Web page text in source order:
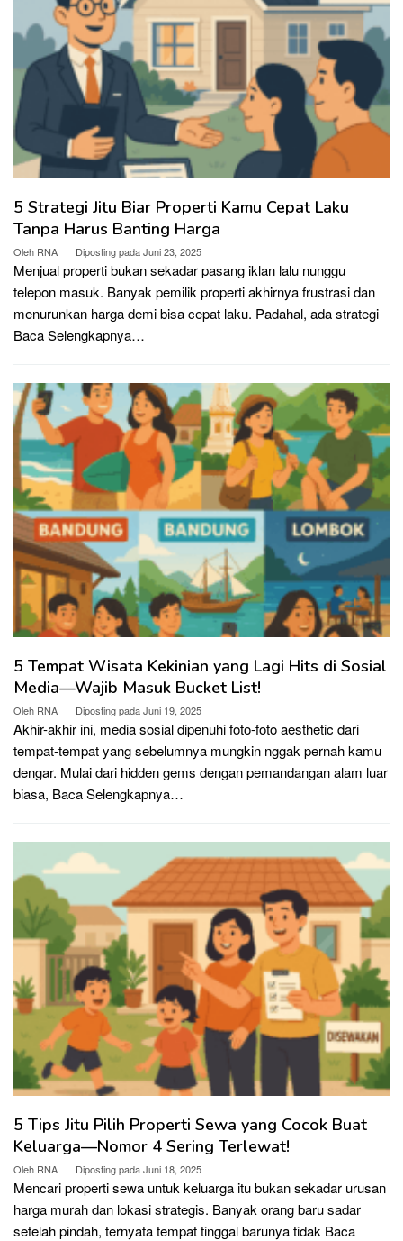
5 Strategi Jitu Biar Properti Kamu Cepat Laku
Tanpa Harus Banting Harga
Oleh RNA Diposting padaJuni 23, 2025
Menjual properti bukan sekadar pasang iklan lalu nunggu
telepon masuk. Banyak pemilik properti akhirnya frustrasi dan
menurunkan harga demi bisa cepat laku. Padahal, ada strategi
Baca Selengkapnya…
5 Tempat Wisata Kekinian yang Lagi Hits di Sosial
Media—Wajib Masuk Bucket List!
Oleh RNA Diposting padaJuni 19, 2025
Akhir-akhir ini, media sosial dipenuhi foto-foto aesthetic dari
tempat-tempat yang sebelumnya mungkin nggak pernah kamu
dengar. Mulai dari hidden gems dengan pemandangan alam luar
biasa, Baca Selengkapnya…
5 Tips Jitu Pilih Properti Sewa yang Cocok Buat
Keluarga—Nomor 4 Sering Terlewat!
Oleh RNA Diposting padaJuni 18, 2025
Mencari properti sewa untuk keluarga itu bukan sekadar urusan
harga murah dan lokasi strategis. Banyak orang baru sadar
setelah pindah, ternyata tempat tinggal barunya tidak Baca